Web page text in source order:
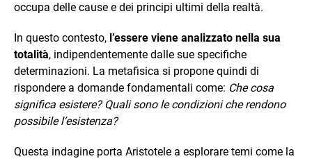
occupa delle cause e dei principi ultimi della realtà.
In questo contesto, l’essere viene analizzato nella sua
totalità, indipendentemente dalle sue specifiche
determinazioni. La metafisica si propone quindi di
rispondere a domande fondamentali come: Che cosa
significa esistere? Quali sono le condizioni che rendono
possibile l’esistenza?
Questa indagine porta Aristotele a esplorare temi come la